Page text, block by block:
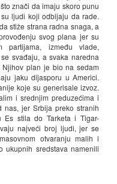
znači da imaju skoro punu
ljudi koji odbijaju da rade.
stiže strana radna snaga, a
svog plana jer su
partijama, između vlade,
svađaju, a svaka naredna
plan je bio na sedam
jaku dijasporu u Americi.
koje su generisale izvoz.
i srednjim preduzećima i
jer Srbija preko stranih
Es stila do Tarketa i Tigar-
najveći broj ljudi, jer se
otvaranju malih i
ukupnih sredstava namenili